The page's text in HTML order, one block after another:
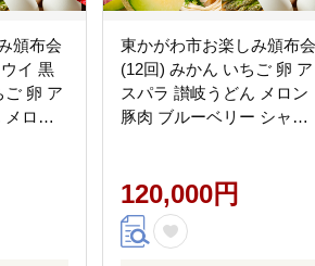
頒布会
イ 黒
ご 卵 ア
メロン
東かがわ市お楽しみ頒布会
(12回) みかん いちご 卵 ア
スパラ 讃岐うどん メロン
豚肉 ブルーベリー シャイ
120,000円